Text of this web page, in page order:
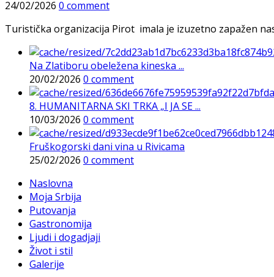
24/02/2026 0 comment
Turistička organizacija Pirot imala je izuzetno zapažen
Na Zlatiboru obeležena kineska ...
20/02/2026 0 comment
8. HUMANITARNA SKI TRKA „I JA SE ...
10/03/2026 0 comment
Fruškogorski dani vina u Rivicama
25/02/2026 0 comment
Naslovna
Moja Srbija
Putovanja
Gastronomija
Ljudi i dogadjaji
Život i stil
Galerije